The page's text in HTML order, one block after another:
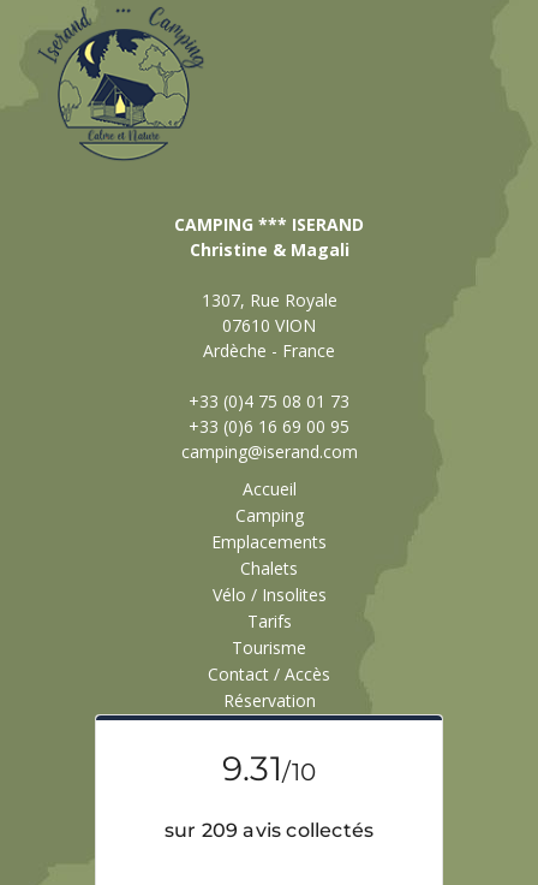
CAMPING *** ISERAND
Christine & Magali
1307, Rue Royale
07610 VION
Ardèche - France
+33 (0)4 75 08 01 73
+33 (0)6 16 69 00 95
camping@iserand.com
Accueil
Camping
Emplacements
Chalets
Vélo / Insolites
Tarifs
Tourisme
Contact / Accès
Réservation